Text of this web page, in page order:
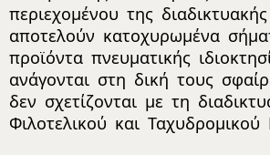
περιεχομένου της
αποτελούν κατοχυρωμένα
προϊόντα πνευματικής
ανάγονται στη δική τους
δεν σχετίζονται με τη
Φιλοτελικού και